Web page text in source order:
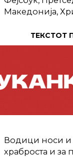
Македонија,
ТЕКСТОТ
Водици носи и
храброста и за